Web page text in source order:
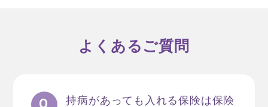
よくあるご質問
持病があっても入れる保険は保険